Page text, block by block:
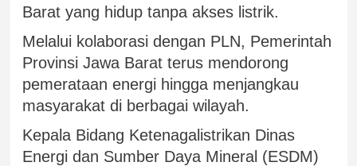
Barat yang hidup tanpa akses listrik.
Melalui kolaborasi dengan PLN, Pemerintah
Provinsi Jawa Barat terus mendorong
pemerataan energi hingga menjangkau
masyarakat di berbagai wilayah.
Kepala Bidang Ketenagalistrikan Dinas
Energi dan Sumber Daya Mineral (ESDM)